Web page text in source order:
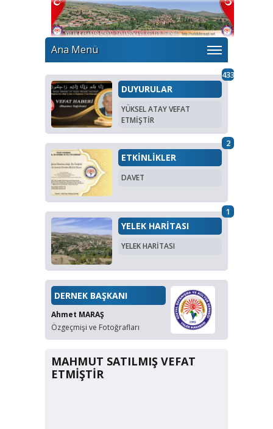
Ana Menü
433
DUYURULAR
YÜKSEL ATAY VEFAT
ETMİŞTİR
2
ETKİNLİKLER
DAVET
1
YELEK HARİTASI
YELEK HARİTASI
DERNEK BAŞKANI
Ahmet MARAŞ
Özgeçmişi ve Fotoğrafları
MAHMUT SATILMIŞ VEFAT
ETMİŞTİR